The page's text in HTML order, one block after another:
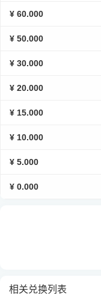
¥ 60.000
¥ 50.000
¥ 30.000
¥ 20.000
¥ 15.000
¥ 10.000
¥ 5.000
¥ 0.000
相关兑换列表